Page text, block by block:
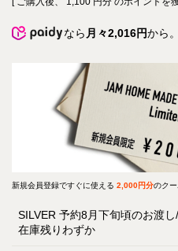
なら 月々2,016円から
新規会員登録ですぐに使える 2,000円分のク
SILVER 予約8月下旬頃のお渡し
在庫残りわずか